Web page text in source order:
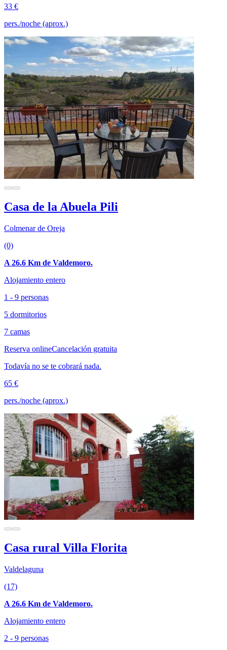
33 €
pers./noche (aprox.)
Casa de la Abuela Pili
Colmenar de Oreja
(0)
A 26.6 Km de Valdemoro.
Alojamiento entero
1 - 9 personas
5 dormitorios
7 camas
Reserva onlineCancelación gratuita
Todavía no se te cobrará nada.
65 €
pers./noche (aprox.)
Casa rural Villa Florita
Valdelaguna
(17)
A 26.6 Km de Valdemoro.
Alojamiento entero
2 - 9 personas